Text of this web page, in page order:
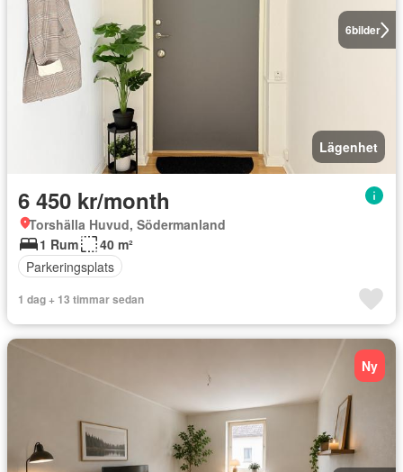
6bilder
Lägenhet
6 450 kr/month
Torshälla Huvud, Södermanland
1 Rum
40 m²
Parkeringsplats
1 dag + 13 timmar sedan
Ny